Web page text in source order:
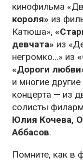
кинофильма
короля» из
Катюша»,
девчата» из
негромко…» из
«Дороги
и многие
концерта — из
солисты
Юлия Кочева,
Аббасов.
Помните, как в